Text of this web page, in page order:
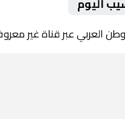
العربي عبر قناة غير